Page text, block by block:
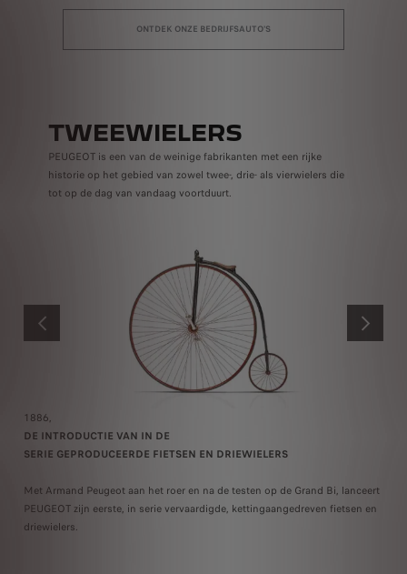
ONTDEK ONZE BEDRIJFSAUTO'S
TWEEWIELERS
PEUGEOT is een van de weinige fabrikanten met een rijke
historie op het gebied van zowel twee-, drie- als vierwielers die
tot op de dag van vandaag voortduurt.
VORIGE
1886,
DE INTRODUCTIE VAN IN DE
SERIE GEPRODUCEERDE FIETSEN EN DRIEWIELERS
Met Armand Peugeot aan het roer en na de testen op de Grand Bi, lanceert
PEUGEOT zijn eerste, in serie vervaardigde, kettingaangedreven fietsen en
driewielers.